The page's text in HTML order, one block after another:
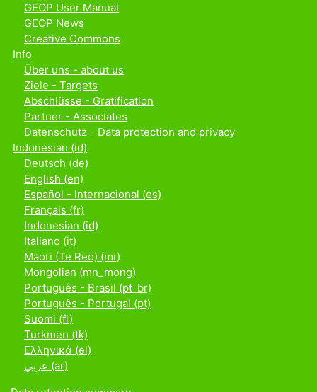
GEOP User Manual
GEOP News
Creative Commons
Info
Über uns - about us
Ziele - Targets
Abschlüsse - Gratification
Partner - Associates
Datenschutz - Data protection and privacy
Indonesian ‎(id)‎
Deutsch ‎(de)‎
English ‎(en)‎
Español - Internacional ‎(es)‎
Français ‎(fr)‎
Indonesian ‎(id)‎
Italiano ‎(it)‎
Māori (Te Reo) ‎(mi)‎
Mongolian ‎(mn_mong)‎
Português - Brasil ‎(pt_br)‎
Português - Portugal ‎(pt)‎
Suomi ‎(fi)‎
Turkmen ‎(tk)‎
Ελληνικά ‎(el)‎
عربي ‎(ar)‎